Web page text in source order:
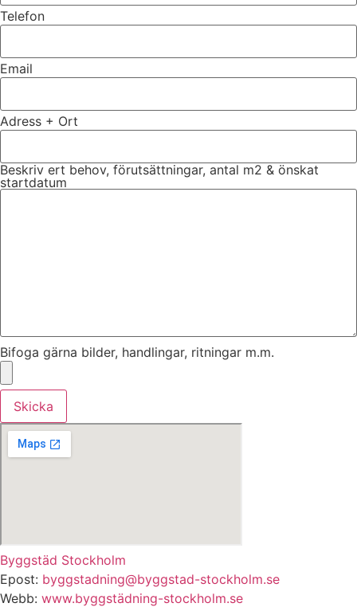
Telefon
Email
Adress + Ort
Beskriv ert behov, förutsättningar, antal m2 & önskat
startdatum
Bifoga gärna bilder, handlingar, ritningar m.m.
Skicka
Byggstäd Stockholm
Epost: byggstadning@byggstad-stockholm.se
Webb: www.byggstädning-stockholm.se